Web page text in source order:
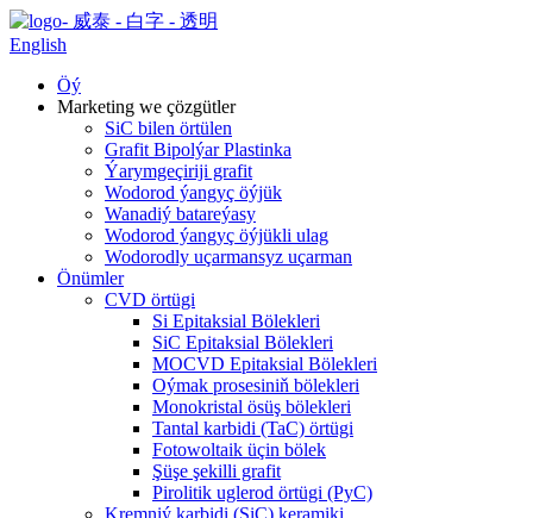
English
Öý
Marketing we çözgütler
SiC bilen örtülen
Grafit Bipolýar Plastinka
Ýarymgeçiriji grafit
Wodorod ýangyç öýjük
Wanadiý batareýasy
Wodorod ýangyç öýjükli ulag
Wodorodly uçarmansyz uçarman
Önümler
CVD örtügi
Si Epitaksial Bölekleri
SiC Epitaksial Bölekleri
MOCVD Epitaksial Bölekleri
Oýmak prosesiniň bölekleri
Monokristal ösüş bölekleri
Tantal karbidi (TaC) örtügi
Fotowoltaik üçin bölek
Şüşe şekilli grafit
Pirolitik uglerod örtügi (PyC)
Kremniý karbidi (SiC) keramiki